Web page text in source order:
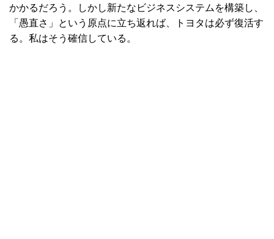
かかるだろう。しかし新たなビジネスシステムを構築し、
「愚直さ」という原点に立ち返れば、トヨタは必ず復活す
る。私はそう確信している。